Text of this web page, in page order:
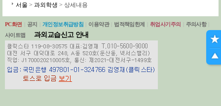
서울 > 과외학생 > 상세내용
PC화면 공지 개인정보취급방침 이용약관 법적책임한계 취업사기주의 주의사항
사이트맵
과외교습신고 안내